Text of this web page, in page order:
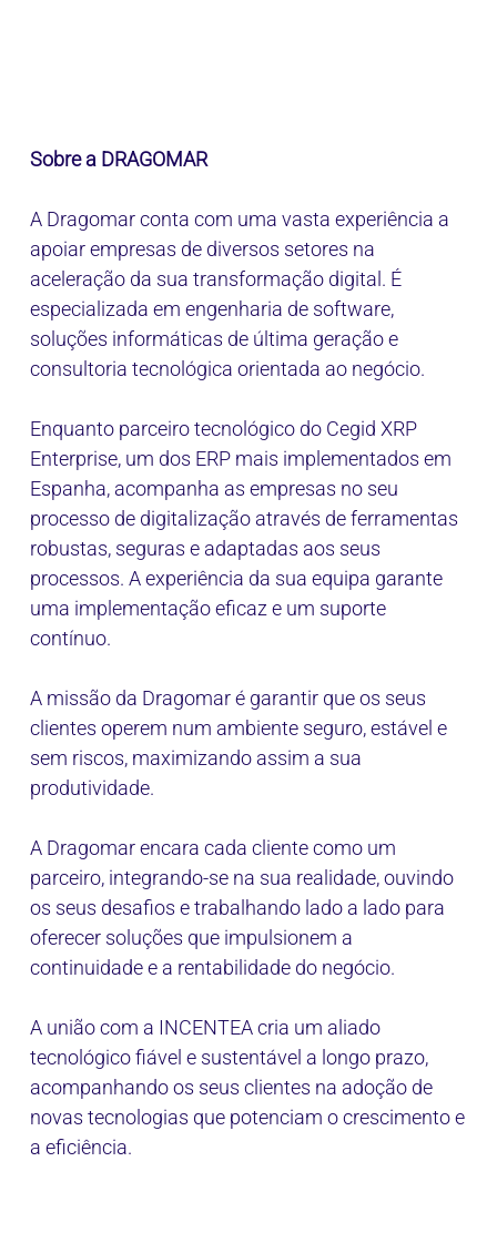
Sobre a DRAGOMAR
A Dragomar conta com uma vasta experiência a
apoiar empresas de diversos setores na
aceleração da sua transformação digital. É
especializada em engenharia de software,
soluções informáticas de última geração e
consultoria tecnológica orientada ao negócio.
Enquanto parceiro tecnológico do Cegid XRP
Enterprise, um dos ERP mais implementados em
Espanha, acompanha as empresas no seu
processo de digitalização através de ferramentas
robustas, seguras e adaptadas aos seus
processos. A experiência da sua equipa garante
uma implementação eficaz e um suporte
contínuo.
A missão da Dragomar é garantir que os seus
clientes operem num ambiente seguro, estável e
sem riscos, maximizando assim a sua
produtividade.
A Dragomar encara cada cliente como um
parceiro, integrando-se na sua realidade, ouvindo
os seus desafios e trabalhando lado a lado para
oferecer soluções que impulsionem a
continuidade e a rentabilidade do negócio.
A união com a INCENTEA cria um aliado
tecnológico fiável e sustentável a longo prazo,
acompanhando os seus clientes na adoção de
novas tecnologias que potenciam o crescimento e
a eficiência.